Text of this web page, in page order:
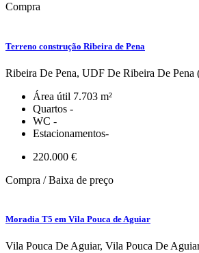
Compra
Terreno construção Ribeira de Pena
Ribeira De Pena, UDF De Ribeira De
Área útil 7.703 m²
Quartos -
WC -
Estacionamentos-
220.000 €
Compra / Baixa de preço
Moradia T5 em Vila Pouca de Aguiar
Vila Pouca De Aguiar, Vila Pouca De